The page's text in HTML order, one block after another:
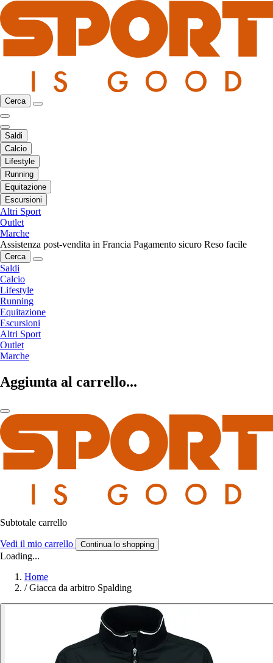
Cerca
Saldi
Calcio
Lifestyle
Running
Equitazione
Escursioni
Altri Sport
Outlet
Marche
Assistenza post-vendita in Francia Pagamento sicuro Reso facile
Cerca
Saldi
Calcio
Lifestyle
Running
Equitazione
Escursioni
Altri Sport
Outlet
Marche
Aggiunta al carrello...
Subtotale carrello
Vedi il mio carrello Continua lo shopping
Loading...
Home
/ Giacca da arbitro Spalding